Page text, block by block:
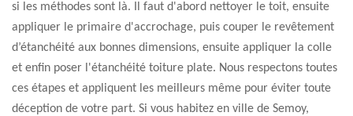
si les méthodes sont là. Il faut d'abord nettoyer le toit, ensuite
appliquer le primaire d'accrochage, puis couper le revêtement
d’étanchéité aux bonnes dimensions, ensuite appliquer la colle
et enfin poser l'étanchéité toiture plate. Nous respectons toutes
ces étapes et appliquent les meilleurs même pour éviter toute
déception de votre part. Si vous habitez en ville de Semoy,